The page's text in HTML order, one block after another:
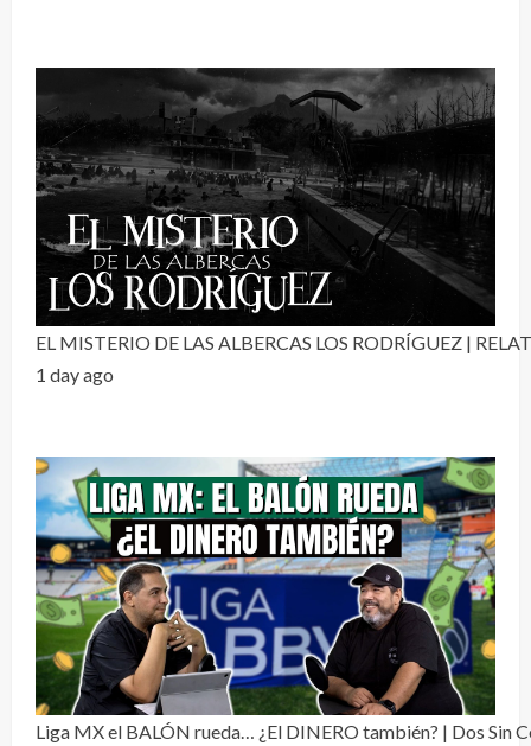
EL MISTERIO DE LAS ALBERCAS LOS RODRÍGUEZ |
1 day ago
Liga MX el BALÓN rueda… ¿El DINERO también? | Dos Sin